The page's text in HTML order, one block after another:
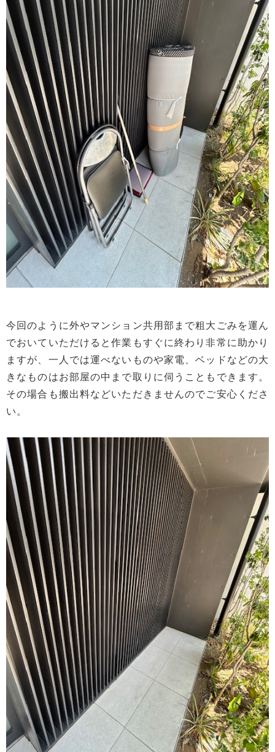
今回のように外やマンション共用部まで粗大ごみを運ん
でおいていただけると作業もすぐに終わり非常に助かり
ますが、一人では運べないものや家電、ベッドなどの大
きなものはお部屋の中まで取りに伺うこともできます。
その場合も搬出料などいただきませんのでご安心くださ
い。